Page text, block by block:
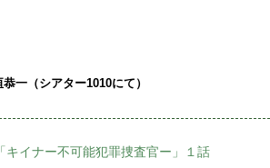
一（シアター1010にて）
キイナー不可能犯罪捜査官ー」１話